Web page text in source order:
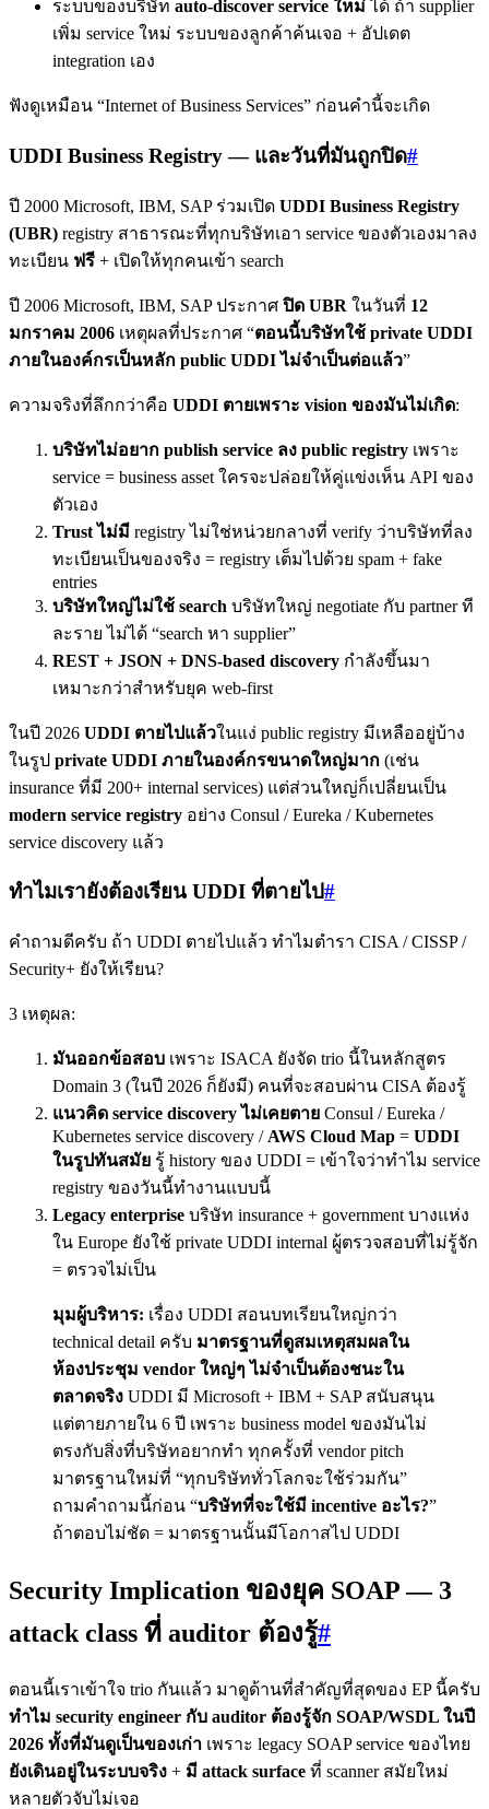
ระบบของบริษัท auto-discover service ใหม่ได้ ถ้า supplier
เพิ่ม service ใหม่ ระบบของลูกค้าค้นเจอ + อัปเดต
integration เอง
ฟังดูเหมือน “Internet of Business Services” ก่อนคำนี้จะเกิด
UDDI Business Registry — และวันที่มันถูกปิด#
ปี 2000 Microsoft, IBM, SAP ร่วมเปิด UDDI Business Registry
(UBR) registry สาธารณะที่ทุกบริษัทเอา service ของตัวเองมาลง
ทะเบียน ฟรี + เปิดให้ทุกคนเข้า search
ปี 2006 Microsoft, IBM, SAP ประกาศ ปิด UBR ในวันที่ 12
มกราคม 2006 เหตุผลที่ประกาศ “ตอนนี้บริษัทใช้ private UDDI
ภายในองค์กรเป็นหลัก public UDDI ไม่จำเป็นต่อแล้ว”
ความจริงที่ลึกกว่าคือ UDDI ตายเพราะ vision ของมันไม่เกิด:
บริษัทไม่อยาก publish service ลง public registry เพราะ
service = business asset ใครจะปล่อยให้คู่แข่งเห็น API ของ
ตัวเอง
Trust ไม่มี registry ไม่ใช่หน่วยกลางที่ verify ว่าบริษัทที่ลง
ทะเบียนเป็นของจริง = registry เต็มไปด้วย spam + fake
entries
บริษัทใหญ่ไม่ใช้ search บริษัทใหญ่ negotiate กับ partner ที
ละราย ไม่ได้ “search หา supplier”
REST + JSON + DNS-based discovery กำลังขึ้นมา
เหมาะกว่าสำหรับยุค web-first
ในปี 2026 UDDI ตายไปแล้วในแง่ public registry มีเหลืออยู่บ้าง
ในรูป private UDDI ภายในองค์กรขนาดใหญ่มาก (เช่น
insurance ที่มี 200+ internal services) แต่ส่วนใหญ่ก็เปลี่ยนเป็น
modern service registry อย่าง Consul / Eureka / Kubernetes
service discovery แล้ว
ทำไมเรายังต้องเรียน UDDI ที่ตายไป#
คำถามดีครับ ถ้า UDDI ตายไปแล้ว ทำไมตำรา CISA / CISSP /
Security+ ยังให้เรียน?
3 เหตุผล:
มันออกข้อสอบ เพราะ ISACA ยังจัด trio นี้ในหลักสูตร
Domain 3 (ในปี 2026 ก็ยังมี) คนที่จะสอบผ่าน CISA ต้องรู้
แนวคิด service discovery ไม่เคยตาย Consul / Eureka /
Kubernetes service discovery / AWS Cloud Map = UDDI
ในรูปทันสมัย รู้ history ของ UDDI = เข้าใจว่าทำไม service
registry ของวันนี้ทำงานแบบนี้
Legacy enterprise บริษัท insurance + government บางแห่ง
ใน Europe ยังใช้ private UDDI internal ผู้ตรวจสอบที่ไม่รู้จัก
= ตรวจไม่เป็น
มุมผู้บริหาร: เรื่อง UDDI สอนบทเรียนใหญ่กว่า
technical detail ครับ มาตรฐานที่ดูสมเหตุสมผลใน
ห้องประชุม vendor ใหญ่ๆ ไม่จำเป็นต้องชนะใน
ตลาดจริง UDDI มี Microsoft + IBM + SAP สนับสนุน
แต่ตายภายใน 6 ปี เพราะ business model ของมันไม่
ตรงกับสิ่งที่บริษัทอยากทำ ทุกครั้งที่ vendor pitch
มาตรฐานใหม่ที่ “ทุกบริษัททั่วโลกจะใช้ร่วมกัน”
ถามคำถามนี้ก่อน “บริษัทที่จะใช้มี incentive อะไร?”
ถ้าตอบไม่ชัด = มาตรฐานนั้นมีโอกาสไป UDDI
Security Implication ของยุค SOAP — 3
attack class ที่ auditor ต้องรู้#
ตอนนี้เราเข้าใจ trio กันแล้ว มาดูด้านที่สำคัญที่สุดของ EP นี้ครับ
ทำไม security engineer กับ auditor ต้องรู้จัก SOAP/WSDL ในปี
2026 ทั้งที่มันดูเป็นของเก่า เพราะ legacy SOAP service ของไทย
ยังเดินอยู่ในระบบจริง + มี attack surface ที่ scanner สมัยใหม่
หลายตัวจับไม่เจอ